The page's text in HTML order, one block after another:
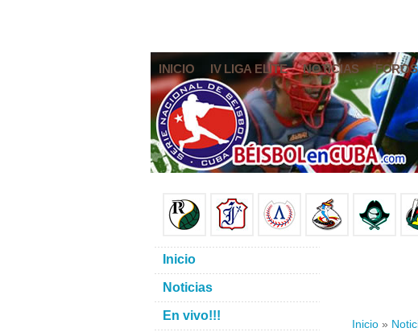
INICIO IV LIGA ELITE NOTICIAS FOROS
Inicio »
Inicio
Noticias
En vivo!!!